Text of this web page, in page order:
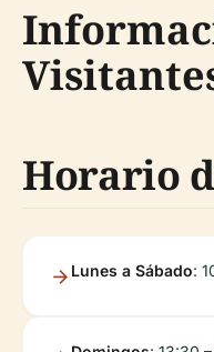
Horario
Lunes a Sábado: